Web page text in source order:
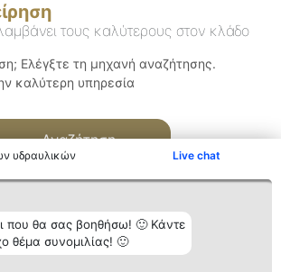
υδραυλικών Live chat
που θα σας βοηθήσω! 🙂 Κάντε
θέμα συνομιλίας! 🙂
τους καλύτερους στον κλάδο
Ελέγξτε τη μηχανή αναζήτησης.
καλύτερη υπηρεσία
Αναζήτηση